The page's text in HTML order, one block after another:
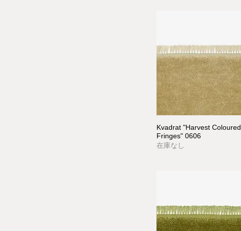
Kvadrat "Harvest Coloured
Fringes" 0606
在庫なし